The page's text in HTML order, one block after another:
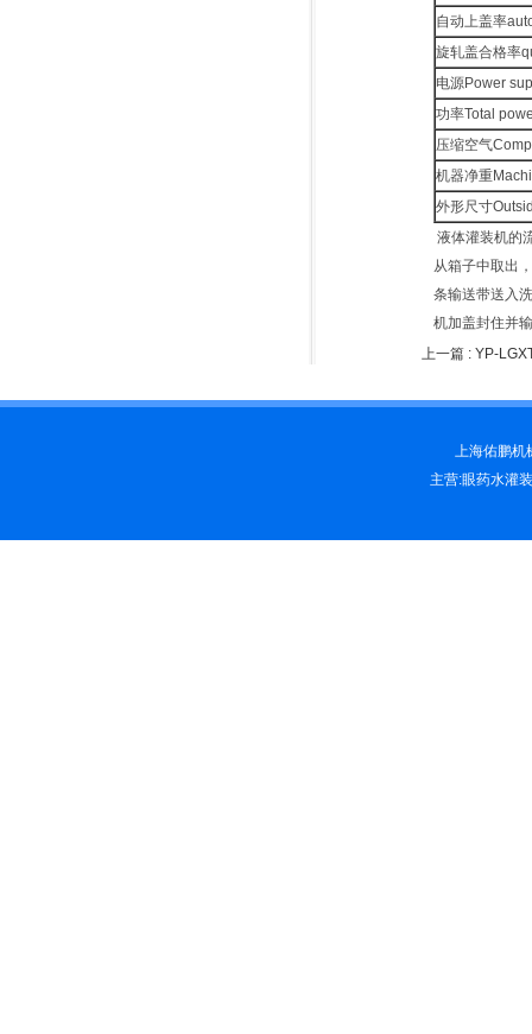
自动上盖率
旋轧盖合格率
电源Power
功率Total
压缩空气
机器净重
外形尺寸
液体灌装机的
从箱子中取出
条输送带送入
机加盖封住并
上一篇 : YP-
上海佑鹏机
主营:眼药水灌